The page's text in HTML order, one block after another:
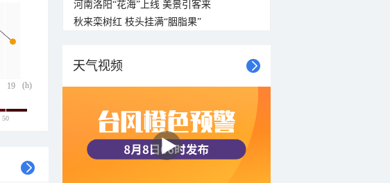
19
(h)
50
河南洛阳“花海”上线 美景引客来
秋来栾树红 枝头挂满“胭脂果”
天气视频